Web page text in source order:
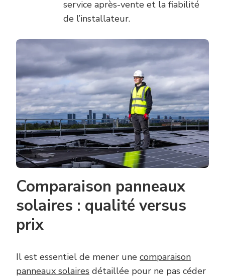
service après-vente et la fiabilité
de l’installateur.
Comparaison panneaux
solaires : qualité versus
prix
Il est essentiel de mener une comparaison
panneaux solaires détaillée pour ne pas céder